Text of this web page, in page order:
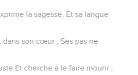
la sagesse, Et sa langue
dans son cœur ; Ses pas ne
Et cherche à le faire mourir ;